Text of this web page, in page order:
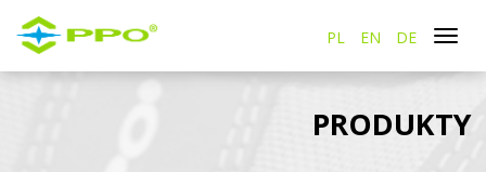
PL EN DE
PRODUKTY